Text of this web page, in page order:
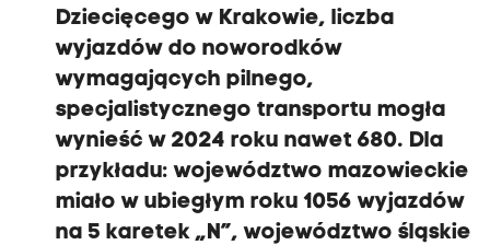
Dziecięcego w Krakowie, liczba
wyjazdów do noworodków
wymagających pilnego,
specjalistycznego transportu mogła
wynieść w 2024 roku nawet 680. Dla
przykładu: województwo mazowieckie
miało w ubiegłym roku 1056 wyjazdów
na 5 karetek „N”, województwo śląskie